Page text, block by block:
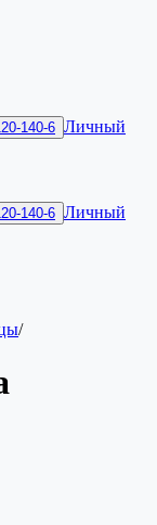
140-6 Личный
140-6 Личный
/